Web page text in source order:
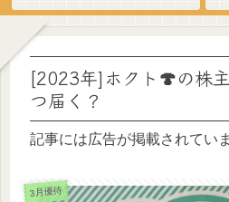
[2023年]ホクト🍄の株
つ届く？
記事には広告が掲載されていま
3月優待